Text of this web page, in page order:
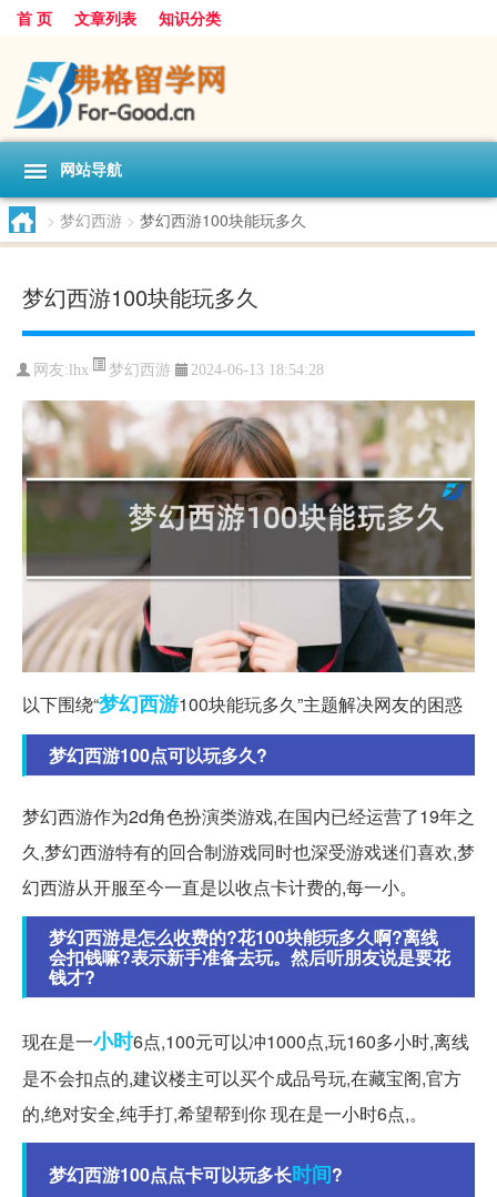
首 页 文章列表 知识分类
网站导航
> 梦幻西游 > 梦幻西游100块能玩多久
梦幻西游100块能玩多久
网友: lhx 梦幻西游 2024-06-13 18:54:28
以下围绕“梦幻西游100块能玩多久”主题解决网友的困惑
梦幻西游100点可以玩多久?
梦幻西游作为2d角色扮演类游戏,在国内已经运营了19年之
久,梦幻西游特有的回合制游戏同时也深受游戏迷们喜欢,梦
幻西游从开服至今一直是以收点卡计费的,每一小。
梦幻西游是怎么收费的?花100块能玩多久啊?离线
会扣钱嘛?表示新手准备去玩。然后听朋友说是要花
钱才?
现在是一小时6点,100元可以冲1000点,玩160多小时,离线
是不会扣点的,建议楼主可以买个成品号玩,在藏宝阁,官方
的,绝对安全,纯手打,希望帮到你 现在是一小时6点,。
梦幻西游100点点卡可以玩多长时间?